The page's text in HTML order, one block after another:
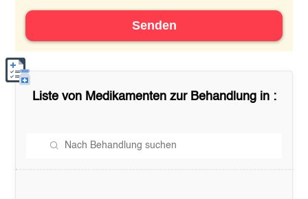
Senden
Liste von Medikamenten zur Behandlung in :